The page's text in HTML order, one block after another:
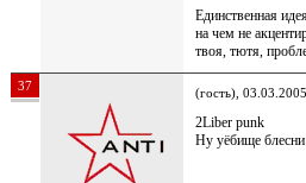
Единственная
на чем не
твоя, тютя,
37 (гость),
2Liber punk
Ну уёбище